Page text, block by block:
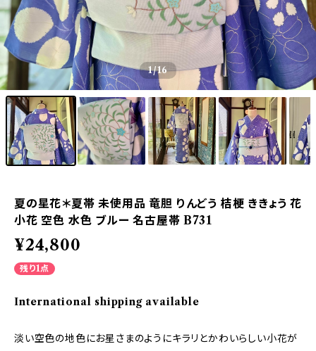
1/16
夏の星花＊夏帯 未使用品 竜胆 りんどう 桔梗 ききょう 花
小花 空色 水色 ブルー 名古屋帯 B731
¥24,800
残り1点
International shipping available
淡い空色の地色にお星さまのようにキラリとかわいらしい小花が